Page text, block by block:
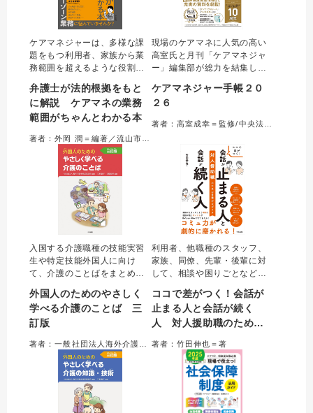
ケアマネジャーは、多様な課
題をもつ利用者、家族から業
務範囲を超えるような役割を
では、ケアマネジャーが実務
のなかで判断に迷ういわゆる
グレーゾーン業務を取り上
を、介護問題に強い弁護士が
法的根拠に基づき指南する。
弁護士が法的根拠をもと
に解説 ケアマネの業務
範囲がちゃんとわかる本
現場のケアマネに人気の高い
高室氏と月刊「ケアマネジャ
ー」編集部が総力を結集して
書き込みやすくて使いやすい
デザインで時間管理をサポー
トする。実務に役立つ資料満
載の便利帳（取り外し可能）
須の一冊。
ケアマネジャー手帳２０
２６
入国する介護職種の技能実習
生や特定技能外国人に向け
て、介護のことばをまとめた
状、生活援助、身体介護など
の場面ごとに知っておくべき
ことばをわかりやすく示し
えるテキスト。訪問介護に関
する用語を追加した三訂版。
外国人のためのやさしく
学べる介護のことば 三
訂版
利用者、他職種のスタッフ、
家族、同僚、先輩・後輩に対
して、相談や困りごとなどに
葉かけ」をケース別にイラス
トを用いて解説。ちゃんと受
け答えしたはずなのに会話が
しまうといった対人援助職の
悩みを解決する一冊。
ココで差がつく！会話が
止まる人と会話が続く
人 対人援助職のための
著者：竹田伸也＝著